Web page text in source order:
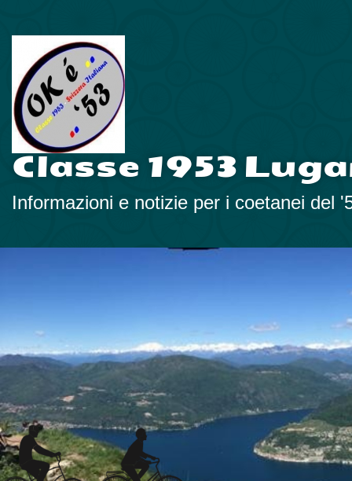
Classe 1953
Informazioni e notizie per i coetanei del